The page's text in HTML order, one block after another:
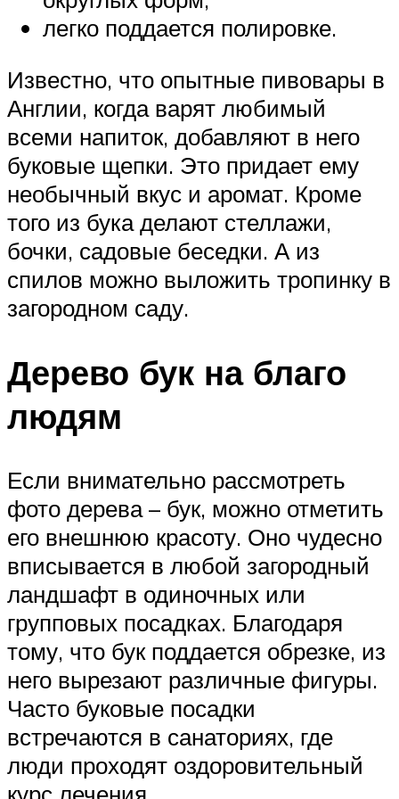
легко поддается полировке.
Известно, что опытные пивовары в
Англии, когда варят любимый
всеми напиток, добавляют в него
буковые щепки. Это придает ему
необычный вкус и аромат. Кроме
того из бука делают стеллажи,
бочки, садовые беседки. А из
спилов можно выложить тропинку в
загородном саду.
Дерево бук на благо
людям
Если внимательно рассмотреть
фото дерева – бук, можно отметить
его внешнюю красоту. Оно чудесно
вписывается в любой загородный
ландшафт в одиночных или
групповых посадках. Благодаря
тому, что бук поддается обрезке, из
него вырезают различные фигуры.
Часто буковые посадки
встречаются в санаториях, где
люди проходят оздоровительный